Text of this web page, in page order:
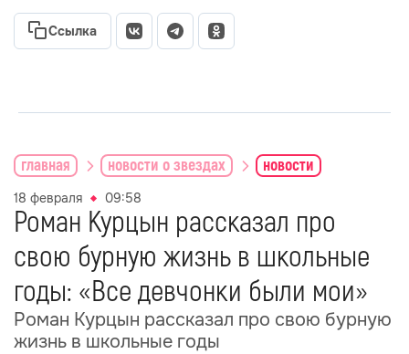
Ссылка
главная новости о звездах новости
18 февраля 09:58
Роман Курцын рассказал про
свою бурную жизнь в школьные
годы: «Все девчонки были мои»
Роман Курцын рассказал про свою бурную
жизнь в школьные годы